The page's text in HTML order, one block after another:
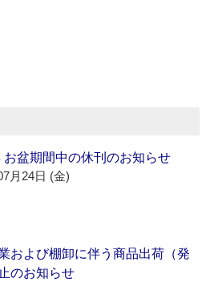
お盆期間中の休刊のお知らせ
月24日 (金)
および棚卸に伴う商品出荷（発
のお知らせ